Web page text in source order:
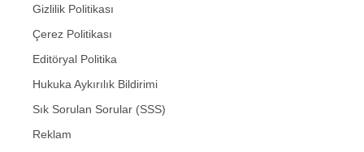
Gizlilik Politikası
Çerez Politikası
Editöryal Politika
Hukuka Aykırılık Bildirimi
Sık Sorulan Sorular (SSS)
Reklam